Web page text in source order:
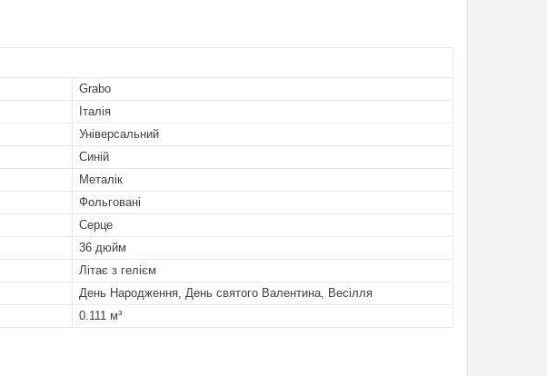
Grabo
Італія
Універсальний
Синій
Металік
Фольговані
Серце
36 дюйм
Літає з гелієм
День Народження, День святого Валентина, Весілля
0.111 м³